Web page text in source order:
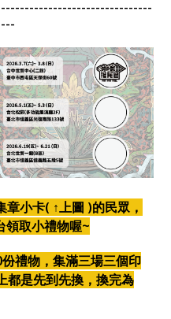
小卡( ↑上圖 )的民眾，
領取小禮物喔~
禮物，集滿三場三個印
都是先到先換，換完為